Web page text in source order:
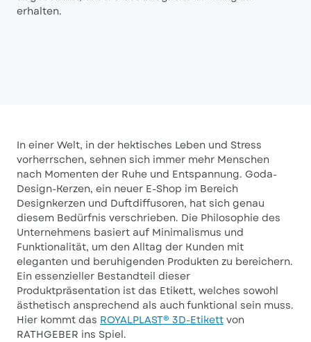
In einer Welt, in der hektisches Leben und Stress
vorherrschen, sehnen sich immer mehr Menschen
nach Momenten der Ruhe und Entspannung. Goda-
Design-Kerzen, ein neuer E-Shop im Bereich
Designkerzen und Duftdiffusoren, hat sich genau
diesem Bedürfnis verschrieben. Die Philosophie des
Unternehmens basiert auf Minimalismus und
Funktionalität, um den Alltag der Kunden mit
eleganten und beruhigenden Produkten zu bereichern.
Ein essenzieller Bestandteil dieser
Produktpräsentation ist das Etikett, welches sowohl
ästhetisch ansprechend als auch funktional sein muss.
Hier kommt das ROYALPLAST® 3D-Etikett von
RATHGEBER ins Spiel.